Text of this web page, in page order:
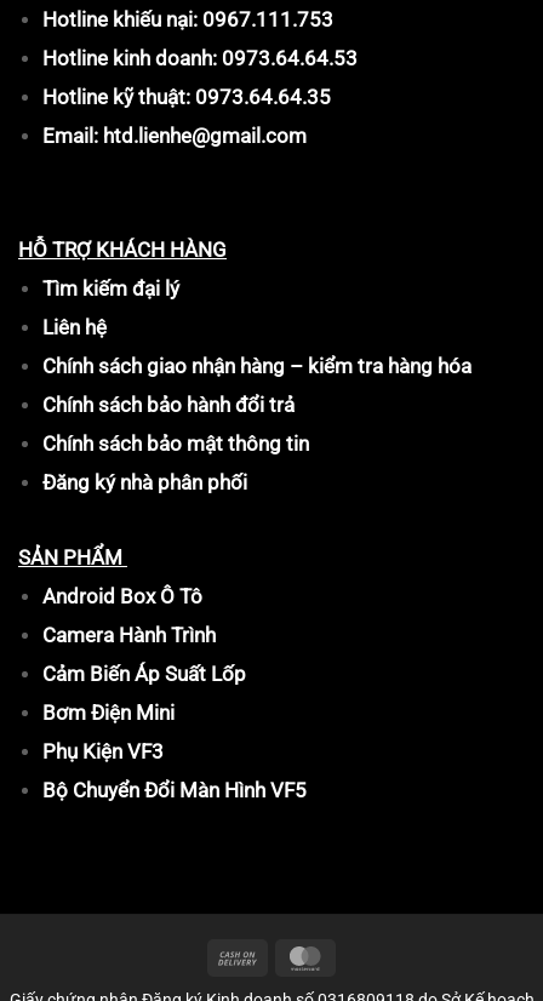
Hotline khiếu nại: 0967.111.753
Hotline kinh doanh: 0973.64.64.53
Hotline kỹ thuật: 0973.64.64.35
Email: htd.lienhe@gmail.com
HỖ TRỢ KHÁCH HÀNG
Tìm kiếm đại lý
Liên hệ
Chính sách giao nhận hàng – kiểm tra hàng hóa
Chính sách bảo hành đổi trả
Chính sách bảo mật thông tin
Đăng ký nhà phân phối
SẢN PHẨM
Android Box Ô Tô
Camera Hành Trình
Cảm Biến Áp Suất Lốp
Bơm Điện Mini
Phụ Kiện VF3
Bộ Chuyển Đổi Màn Hình VF5